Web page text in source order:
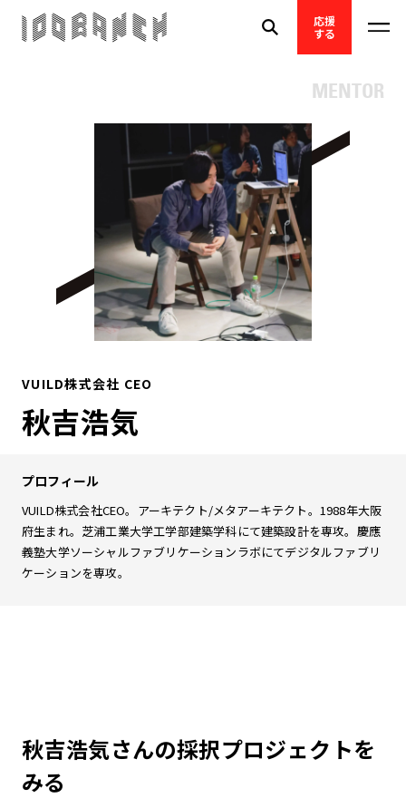
応援
する
MENTOR
VUILD株式会社 CEO
秋吉浩気
プロフィール
VUILD株式会社CEO。アーキテクト/メタアーキテクト。1988年大阪
府生まれ。芝浦工業大学工学部建築学科にて建築設計を専攻。慶應
義塾大学ソーシャルファブリケーションラボにてデジタルファブリ
ケーションを専攻。
秋吉浩気さんの採択プロジェクトを
みる